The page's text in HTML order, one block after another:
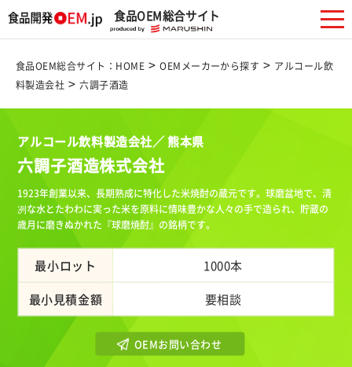
食品OEM総合サイト
食品OEM総合サイト：HOME >OEMメーカーから探す > アルコール飲
料製造会社 >六調子酒造
アルコール飲料製造会社／ 熊本県
六調子酒造株式会社
1923年創業以来、長期熟成に特化した米焼酎の蔵元です。球磨盆地で、清
冽な水とたわわに実った米を原料に情味豊かな人々の手で造られ、貯蔵の
歳月に磨きぬかれた『球磨焼酎』の銘柄です。
最小ロット
1000本
最小見積金額
要相談
OEMお問い合わせ